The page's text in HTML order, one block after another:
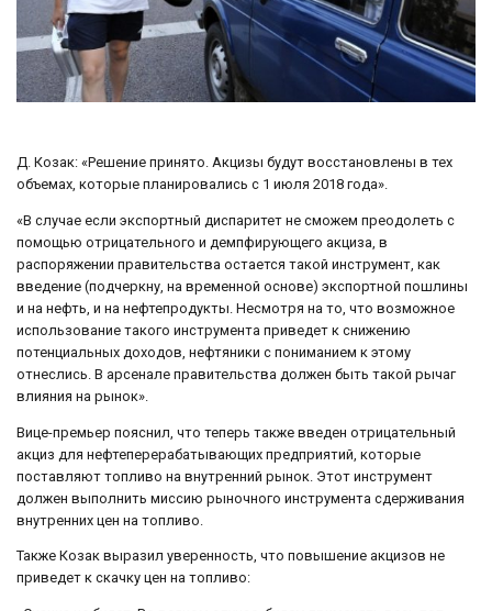
Д. Козак: «Решение принято. Акцизы будут восстановлены в тех
объемах, которые планировались с 1 июля 2018 года».
«В случае если экспортный диспаритет не сможем преодолеть с
помощью отрицательного и демпфирующего акциза, в
распоряжении правительства остается такой инструмент, как
введение (подчеркну, на временной основе) экспортной пошлины
и на нефть, и на нефтепродукты. Несмотря на то, что возможное
использование такого инструмента приведет к снижению
потенциальных доходов, нефтяники с пониманием к этому
отнеслись. В арсенале правительства должен быть такой рычаг
влияния на рынок».
Вице-премьер пояснил, что теперь также введен отрицательный
акциз для нефтеперерабатывающих предприятий, которые
поставляют топливо на внутренний рынок. Этот инструмент
должен выполнить миссию рыночного инструмента сдерживания
внутренних цен на топливо.
Также Козак выразил уверенность, что повышение акцизов не
приведет к скачку цен на топливо: